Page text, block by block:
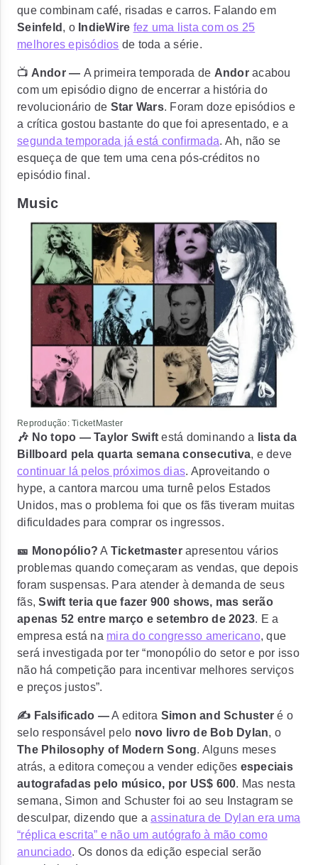
que combinam café, risadas e carros. Falando em
Seinfeld , o IndieWire fez uma lista com os 25
melhores episódios de toda a série.
📺 Andor — A primeira temporada de Andor acabou
com um episódio digno de encerrar a história do
revolucionário de Star Wars. Foram doze episódios e
a crítica gostou bastante do que foi apresentado, e a
segunda temporada já está confirmada. Ah, não se
esqueça de que tem uma cena pós-créditos no
episódio final.
Music
Reprodução: TicketMaster
🎶 No topo — Taylor Swift está dominando a
lista da
Billboard pela quarta semana consecutiva, e deve
continuar lá pelos próximos dias. Aproveitando o
hype, a cantora marcou uma turnê pelos Estados
Unidos, mas o problema foi que os fãs tiveram muitas
dificuldades para comprar os ingressos.
🎫 Monopólio? A Ticketmaster apresentou vários
problemas quando começaram as vendas, que depois
foram suspensas. Para atender à demanda de seus
fãs,Swift teria que fazer 900 shows, mas serão
apenas 52 entre março e setembro de 2023. E a
empresa está na mira do congresso americano, que
será investigada por ter “monopólio do setor e por isso
não há competição para incentivar melhores serviços
e preços justos”.
✍️ Falsificado —A editora Simon and Schuster é o
selo responsável pelo novo livro de Bob Dylan, o
The Philosophy of Modern Song. Alguns meses
atrás, a editora começou a vender edições especiais
autografadas pelo músico, por US$ 600. Mas nesta
semana, Simon and Schuster foi ao seu Instagram se
desculpar, dizendo que aassinatura de Dylan era uma
“réplica escrita” e não um autógrafo à mão como
anunciado. Os donos da edição especial serão